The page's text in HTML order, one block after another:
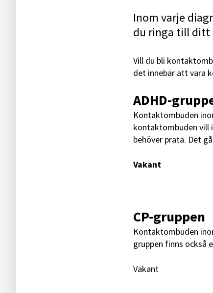
Inom varje
du ringa till ditt
Vill du bli
det innebär att vara
ADHD-
Kontaktombuden
kontaktombuden vill
behöver prata. Det
Vakant
CP-gruppen
Kontaktombuden
gruppen finns också
Vakant